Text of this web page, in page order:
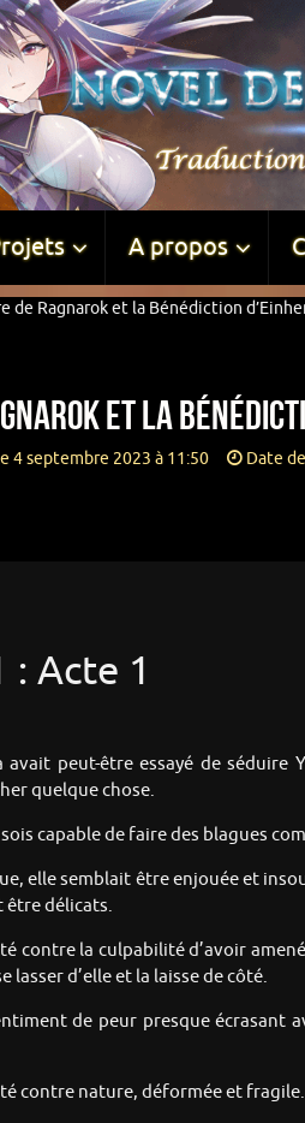
A propos
de Ragnarok et la Bénédiction
et la
4 septembre 2023 à 11:50 Date
: Acte 1
avait peut-être essayé de
quelque chose.
capable de faire des blagues
elle semblait être enjouée et
délicats.
contre la culpabilité d’avoir
lasser d’elle et la laisse de côté.
de peur presque
contre nature, déformée et fragile.